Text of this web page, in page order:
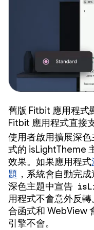
舊版 Fitbit 應用程式
Fitbit 應用程式直接
使用者啟用擴展深
式的 isLightTheme
效果。如果應用程式
題 ，系統會自動完
深色主題中宣告
用程式不會意外反
合函式和 WebView
引擎不會。